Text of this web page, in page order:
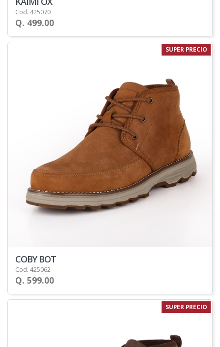
Cod. 425070
Q. 499.00
SUPER PRECIO
COBY BOT
Cod. 425062
Q. 599.00
SUPER PRECIO